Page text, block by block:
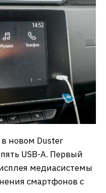
новом Duster
USB-A. Первый
медиасистемы
смартфонов с